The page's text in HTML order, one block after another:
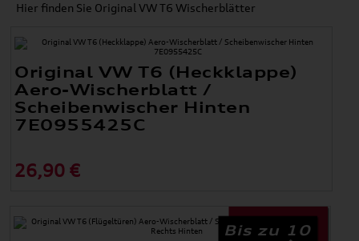
Hier finden Sie Original VW T6 Wischerblätter
Original VW T6 (Heckklappe)
Aero-Wischerblatt /
Scheibenwischer Hinten
7E0955425C
26,90 €
Bis zu 10